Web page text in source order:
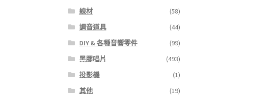
線材
(58)
調音道具
(44)
DIY & 各種音響零件
(99)
黑膠唱片
(493)
投影機
(1)
其他
(19)